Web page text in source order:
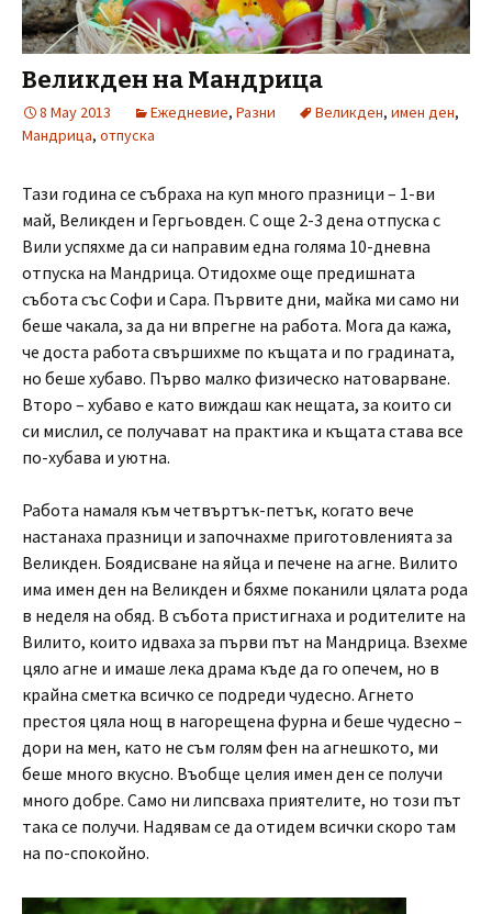
Великден на Мандрица
8 May 2013 Ежедневие, Разни Великден, имен ден,
Мандрица, отпуска
Тази година се събраха на куп много празници – 1-ви
май, Великден и Гергьовден. С още 2-3 дена отпуска с
Вили успяхме да си направим една голяма 10-дневна
отпуска на Мандрица. Отидохме още предишната
събота със Софи и Сара. Първите дни, майка ми само ни
беше чакала, за да ни впрегне на работа. Мога да кажа,
че доста работа свършихме по къщата и по градината,
но беше хубаво. Първо малко физическо натоварване.
Второ – хубаво е като виждаш как нещата, за които си
си мислил, се получават на практика и къщата става все
по-хубава и уютна.
Работа намаля към четвъртък-петък, когато вече
настанаха празници и започнахме приготовленията за
Великден. Боядисване на яйца и печене на агне. Вилито
има имен ден на Великден и бяхме поканили цялата рода
в неделя на обяд. В събота пристигнаха и родителите на
Вилито, които идваха за първи път на Мандрица. Взехме
цяло агне и имаше лека драма къде да го опечем, но в
крайна сметка всичко се подреди чудесно. Агнето
престоя цяла нощ в нагорещена фурна и беше чудесно –
дори на мен, като не съм голям фен на агнешкото, ми
беше много вкусно. Въобще целия имен ден се получи
много добре. Само ни липсваха приятелите, но този път
така се получи. Надявам се да отидем всички скоро там
на по-спокойно.